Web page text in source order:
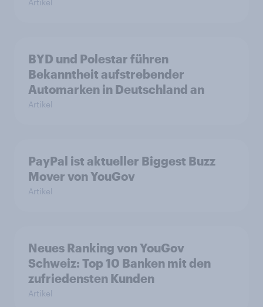
Artikel
BYD und Polestar führen
Bekanntheit aufstrebender
Automarken in Deutschland an
Artikel
PayPal ist aktueller Biggest Buzz
Mover von YouGov
Artikel
Neues Ranking von YouGov
Schweiz: Top 10 Banken mit den
zufriedensten Kunden
Artikel